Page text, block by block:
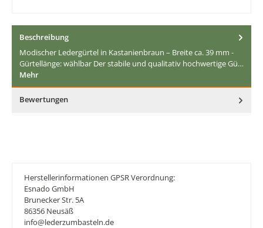
Beschreibung
Modischer Ledergürtel in Kastanienbraun – Breite ca. 39 mm -
Gürtellänge: wählbar Der stabile und qualitativ hochwertige Gü…
Mehr
Bewertungen
Herstellerinformationen GPSR Verordnung:
Esnado GmbH
Brunecker Str. 5A
86356 Neusäß
info@lederzumbasteln.de